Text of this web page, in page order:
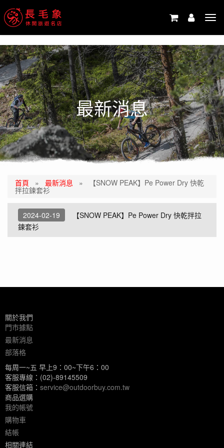
最新消息
首頁 » 最新消息 » 【SNOW PEAK】Pe Power Dry 快乾
拌拉鍊套衫
2024-02-19
【SNOW PEAK】Pe Power Dry 快乾拌拉
鍊套衫
關於我們
門市據點
最新消息
部落格
每周一~五 早上9：00~下午6：00
客服專線：(02)-89145509
客服信箱： service@outdoorbuy.com.tw
商品選購
我的帳號
購物車
結帳
相關連結